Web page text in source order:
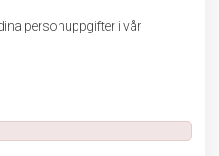
personuppgifter i vår